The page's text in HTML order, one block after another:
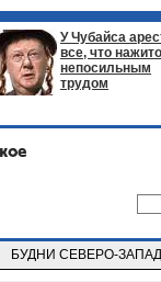
У Чубайса
все, что нажито
непосильным
трудом
БУДНИ СЕВЕРО-